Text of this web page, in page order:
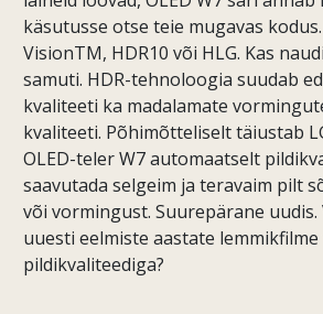
käsutusse otse teie mugavas
VisionTM, HDR10 või HLG. Kas
samuti. HDR-tehnoloogia suudab
kvaliteeti ka madalamate
kvaliteeti. Põhimõtteliselt täiustab
OLED-teler W7 automaatselt
saavutada selgeim ja teravaim pilt
või vormingust. Suurepärane uudis.
uuesti eelmiste aastate lemmikfilme
pildikvaliteediga?